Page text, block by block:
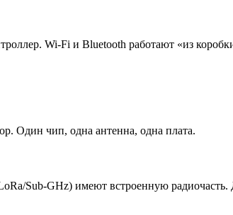
Wi-Fi и Bluetooth работают «из
Один чип, одна антенна, одна плата.
Sub-GHz) имеют встроенную